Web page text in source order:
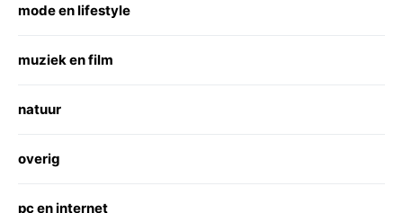
mode en lifestyle
muziek en film
natuur
overig
pc en internet